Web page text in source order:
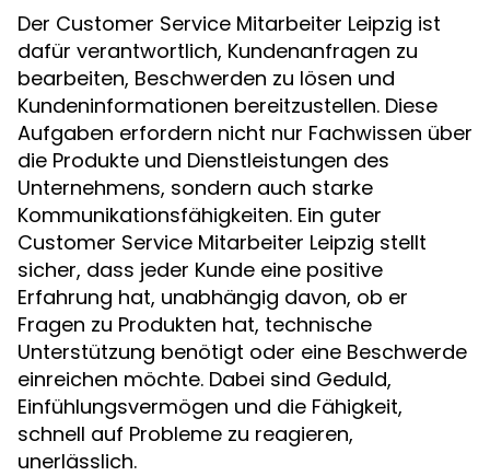
Der Customer Service Mitarbeiter Leipzig ist
dafür verantwortlich, Kundenanfragen zu
bearbeiten, Beschwerden zu lösen und
Kundeninformationen bereitzustellen. Diese
Aufgaben erfordern nicht nur Fachwissen über
die Produkte und Dienstleistungen des
Unternehmens, sondern auch starke
Kommunikationsfähigkeiten. Ein guter
Customer Service Mitarbeiter Leipzig stellt
sicher, dass jeder Kunde eine positive
Erfahrung hat, unabhängig davon, ob er
Fragen zu Produkten hat, technische
Unterstützung benötigt oder eine Beschwerde
einreichen möchte. Dabei sind Geduld,
Einfühlungsvermögen und die Fähigkeit,
schnell auf Probleme zu reagieren,
unerlässlich.